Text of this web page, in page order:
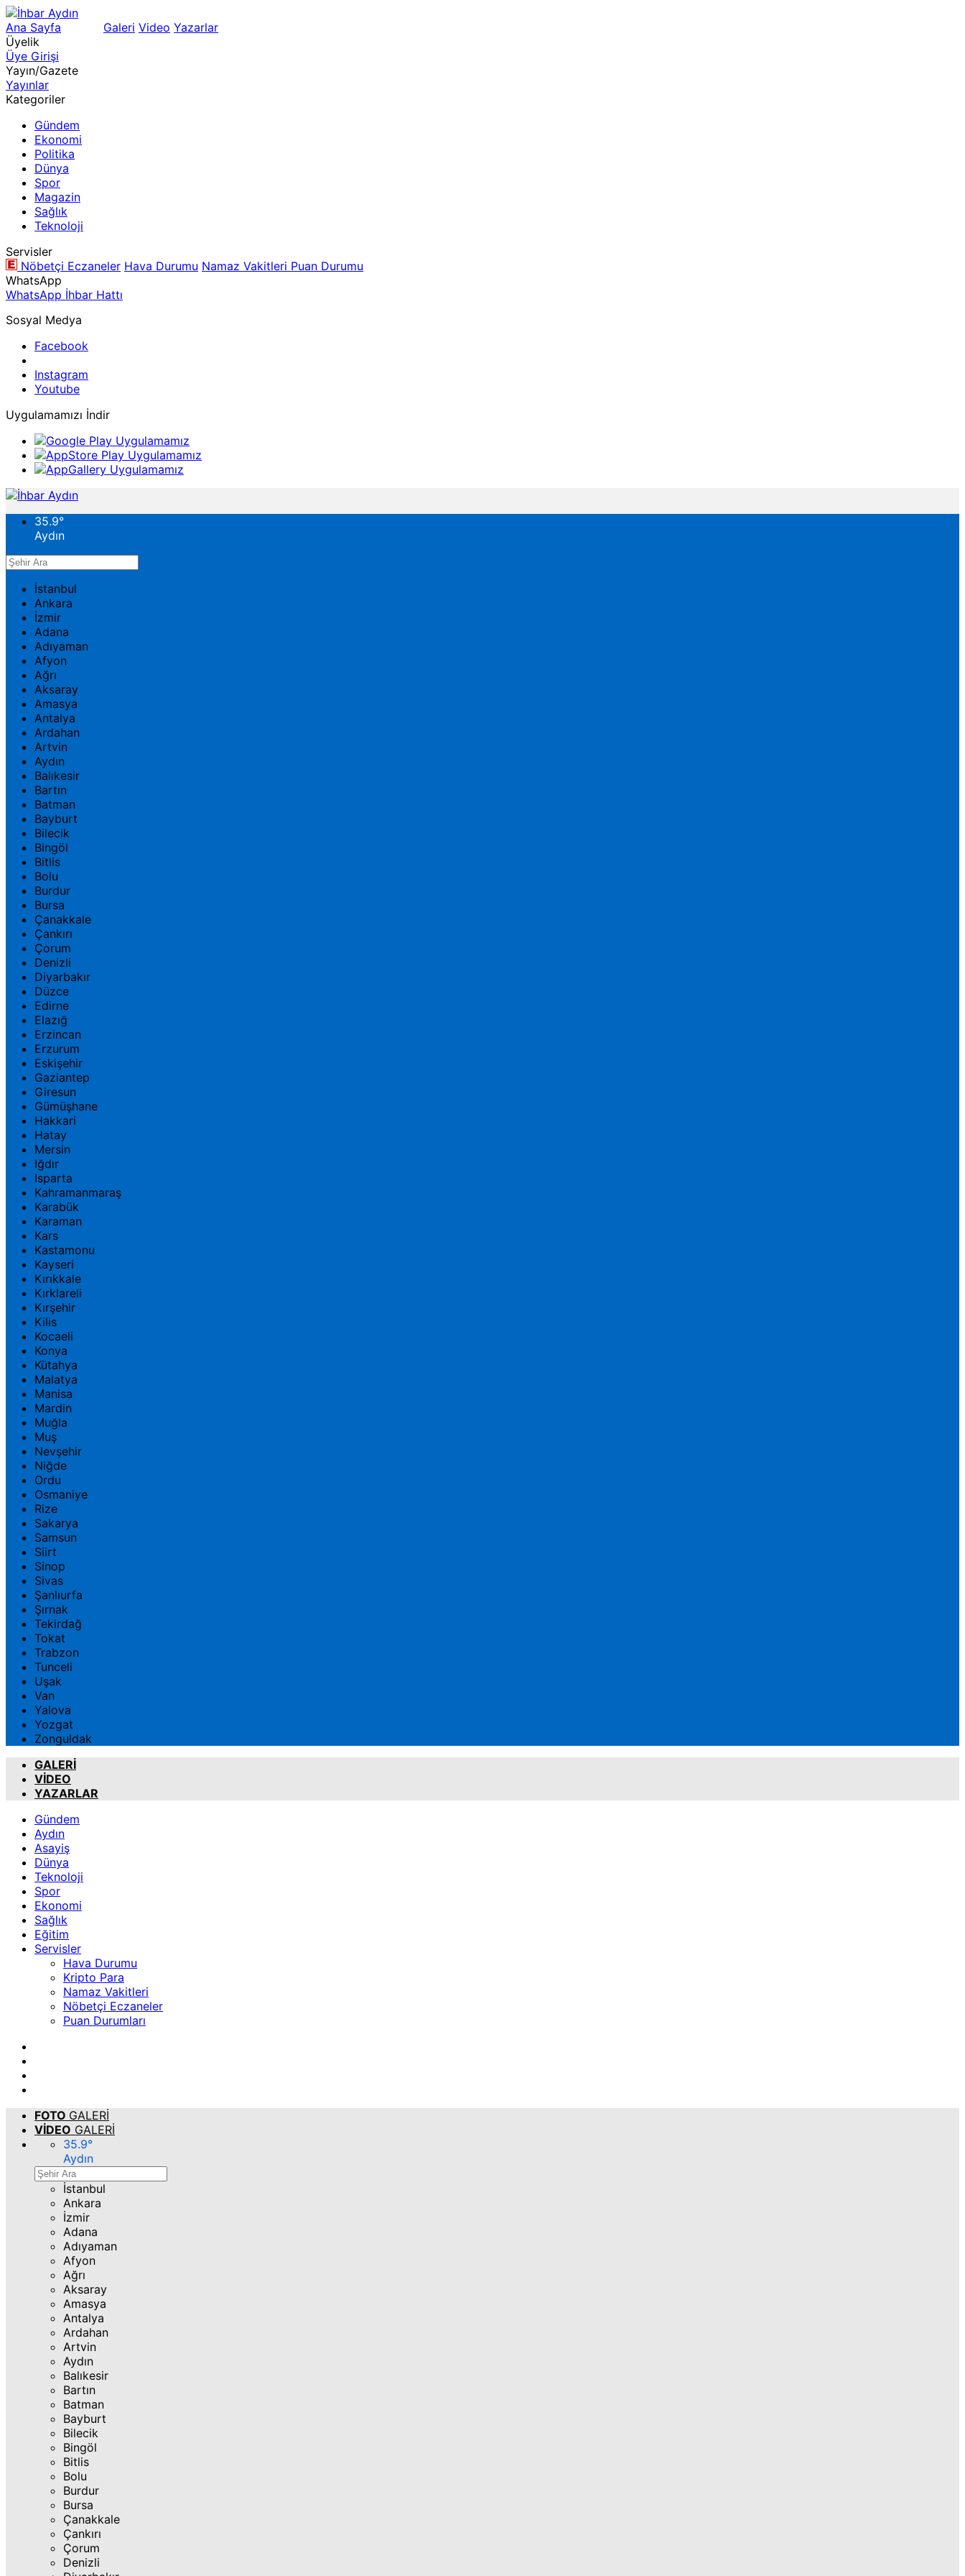
Ana Sayfa Galeri Video Yazarlar
Üyelik
Üye Girişi
Yayın/Gazete
Yayınlar
Kategoriler
Gündem
Ekonomi
Politika
Dünya
Spor
Magazin
Sağlık
Teknoloji
Servisler
Nöbetçi Eczaneler Hava Durumu Namaz Vakitleri Puan Durumu
WhatsApp
WhatsApp İhbar Hattı
Sosyal Medya
Facebook
Instagram
Youtube
Uygulamamızı İndir
35.9°
Aydın
İstanbul
Ankara
İzmir
Adana
Adıyaman
Afyon
Ağrı
Aksaray
Amasya
Antalya
Ardahan
Artvin
Aydın
Balıkesir
Bartın
Batman
Bayburt
Bilecik
Bingöl
Bitlis
Bolu
Burdur
Bursa
Çanakkale
Çankırı
Çorum
Denizli
Diyarbakır
Düzce
Edirne
Elazığ
Erzincan
Erzurum
Eskişehir
Gaziantep
Giresun
Gümüşhane
Hakkari
Hatay
Mersin
Iğdır
Isparta
Kahramanmaraş
Karabük
Karaman
Kars
Kastamonu
Kayseri
Kırıkkale
Kırklareli
Kırşehir
Kilis
Kocaeli
Konya
Kütahya
Malatya
Manisa
Mardin
Muğla
Muş
Nevşehir
Niğde
Ordu
Osmaniye
Rize
Sakarya
Samsun
Siirt
Sinop
Sivas
Şanlıurfa
Şırnak
Tekirdağ
Tokat
Trabzon
Tunceli
Uşak
Van
Yalova
Yozgat
Zonguldak
GALERİ
VİDEO
YAZARLAR
Gündem
Aydın
Asayiş
Dünya
Teknoloji
Spor
Ekonomi
Sağlık
Eğitim
Servisler
Hava Durumu
Kripto Para
Namaz Vakitleri
Nöbetçi Eczaneler
Puan Durumları
FOTO GALERİ
VİDEO GALERİ
35.9°
Aydın
İstanbul
Ankara
İzmir
Adana
Adıyaman
Afyon
Ağrı
Aksaray
Amasya
Antalya
Ardahan
Artvin
Aydın
Balıkesir
Bartın
Batman
Bayburt
Bilecik
Bingöl
Bitlis
Bolu
Burdur
Bursa
Çanakkale
Çankırı
Çorum
Denizli